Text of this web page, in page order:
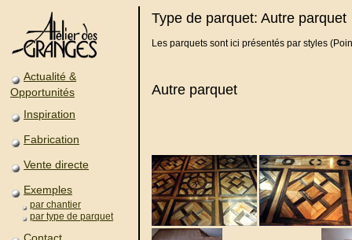
Actualité &
Opportunités
Inspiration
Fabrication
Vente directe
Exemples
par chantier
par type de parquet
Type de parquet: Autre parquet
Les parquets sont ici présentés par styles
Autre parquet